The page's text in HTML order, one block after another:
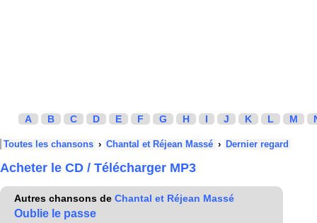
A B C D E F G H I J K L M
Toutes les chansons › Chantal et Réjean Massé › Dernier regard
Acheter le CD / Télécharger MP3
Autres chansons de Chantal et Réjean Massé
Oublie le passe